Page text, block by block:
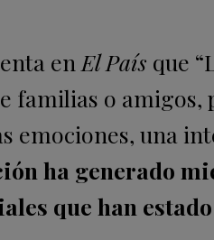
en El País que
familias o amigos,
emociones, una
ha generado
que han